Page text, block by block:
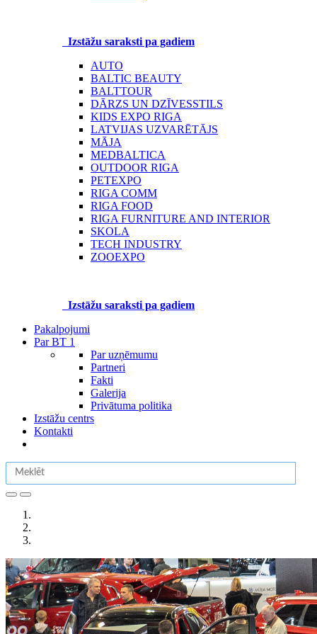
Izstāžu saraksti pa gadiem
AUTO
BALTIC BEAUTY
BALTTOUR
DĀRZS UN DZĪVESSTILS
KIDS EXPO RIGA
LATVIJAS UZVARĒTĀJS
MĀJA
MEDBALTICA
OUTDOOR RIGA
PETEXPO
RIGA COMM
RIGA FOOD
RIGA FURNITURE AND INTERIOR
SKOLA
TECH INDUSTRY
ZOOEXPO
Izstāžu saraksti pa gadiem
Pakalpojumi
Par BT 1
Par uzņēmumu
Partneri
Fakti
Galerija
Privātuma politika
Izstāžu centrs
Kontakti